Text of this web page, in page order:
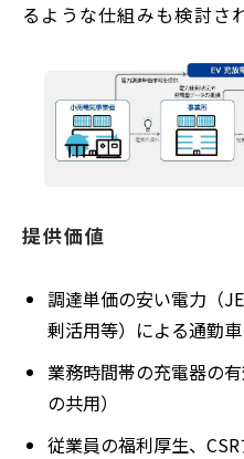
るような仕組みも検討さ
提供価値
調達単価の安い電力（
剰活用等）による通勤
業務時間帯の充電器の
の共用）
従業員の福利厚生、